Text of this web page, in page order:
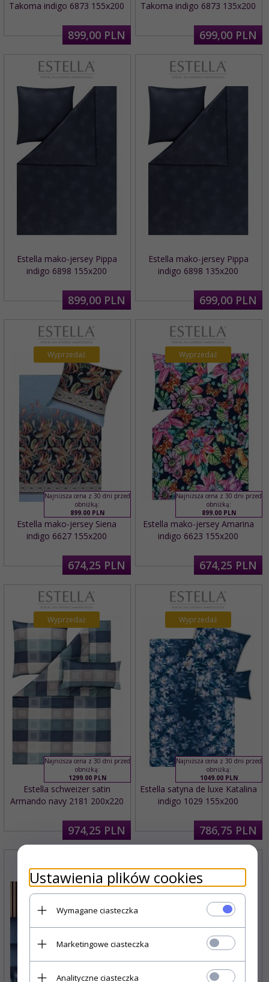
Takoma indigo 6873 155x200
899,00 PLN
Takoma indigo 6873 135x200
699,00 PLN
Estella mako-jersey Pippa
indigo 6898 155x200
899,00 PLN
Estella mako-jersey Pippa
indigo 6898 135x200
699,00 PLN
Wyprzedaż
Estella mako-jersey Siena
indigo 6627 155x200
674,25 PLN
Najniższa cena z 30 dni przed
obniżką:
899.00 PLN
Wyprzedaż
Estella mako-jersey Amarina
indigo 6623 155x200
674,25 PLN
Najniższa cena z 30 dni przed
obniżką:
899.00 PLN
Wyprzedaż
Estella schweizer satin
Armando navy 2181 200x220
974,25 PLN
Najniższa cena z 30 dni przed
obniżką:
1299.00 PLN
Wyprzedaż
Estella satyna de luxe Katalina
indigo 1029 155x200
786,75 PLN
Najniższa cena z 30 dni przed
obniżką:
1049.00 PLN
Ustawienia plików cookies
Wymagane ciasteczka
Marketingowe ciasteczka
Analityczne ciasteczka